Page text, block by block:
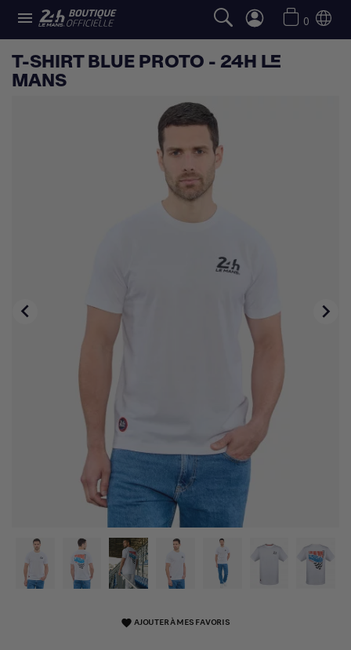
 0
T-SHIRT BLUE PROTO - 24H LE
MANS
 
favorite AJOUTER À MES FAVORIS